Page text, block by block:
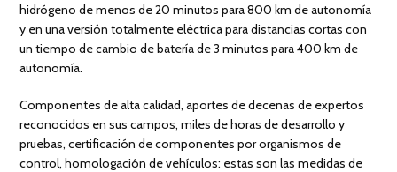
hidrógeno de menos de 20 minutos para 800 km de autonomía
y en una versión totalmente eléctrica para distancias cortas con
un tiempo de cambio de batería de 3 minutos para 400 km de
autonomía.
Componentes de alta calidad, aportes de decenas de expertos
reconocidos en sus campos, miles de horas de desarrollo y
pruebas, certificación de componentes por organismos de
control, homologación de vehículos: estas son las medidas de